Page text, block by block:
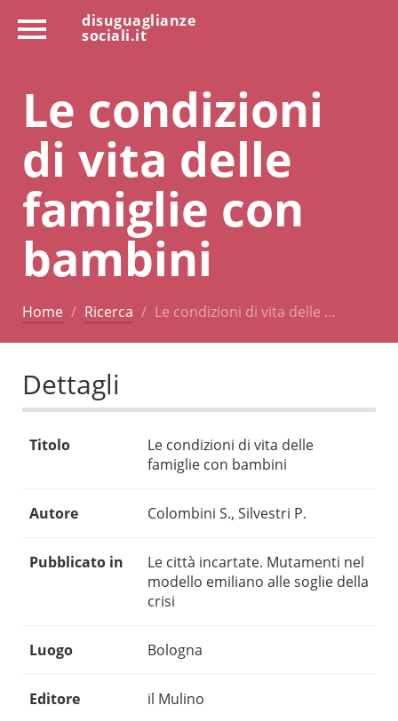
disuguaglianze
sociali.it
Le condizioni
di vita delle
famiglie con
bambini
Home Ricerca Le condizioni di vita delle …
Dettagli
Titolo
Le condizioni di vita delle
famiglie con bambini
Autore Colombini S., Silvestri P.
Pubblicato in
Le città incartate. Mutamenti nel
modello emiliano alle soglie della
crisi
Luogo Bologna
Editore il Mulino